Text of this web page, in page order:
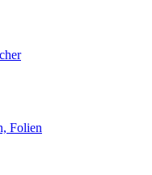
Folien